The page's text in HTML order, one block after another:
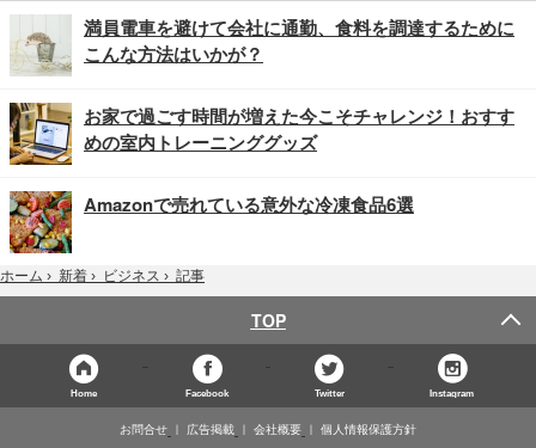
満員電車を避けて会社に通勤、食料を調達するために
こんな方法はいかが？
お家で過ごす時間が増えた今こそチャレンジ！おすす
めの室内トレーニンググッズ
Amazonで売れている意外な冷凍食品6選
ホーム › 新着 › ビジネス › 記事
TOP
Home Facebook Twitter Instagram
お問合せ 広告掲載 会社概要 個人情報保護方針